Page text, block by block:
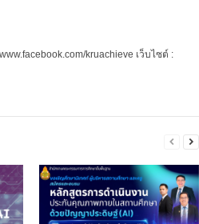
kruachieve เว็บไซต์ :